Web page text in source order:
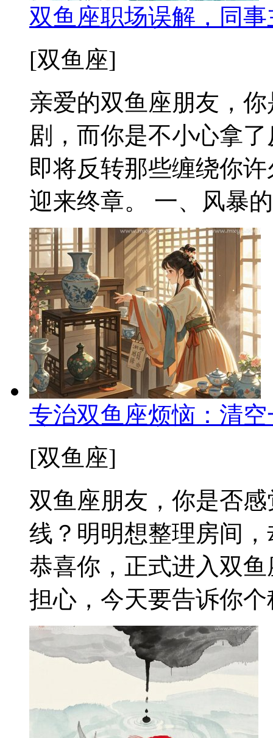
双鱼座职场误解，同
[双鱼座]
亲爱的双鱼座朋友，
剧，而你是不小心拿
即将反转那些缠绕你
迎来终章。 一、风暴
专治双鱼座烦恼：清
[双鱼座]
双鱼座朋友，你是否
线？明明想整理房间
恭喜你，正式进入双
担心，今天要告诉你